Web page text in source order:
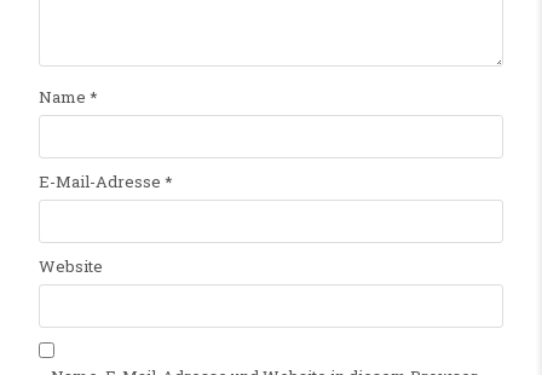
Name *
E-Mail-Adresse *
Website